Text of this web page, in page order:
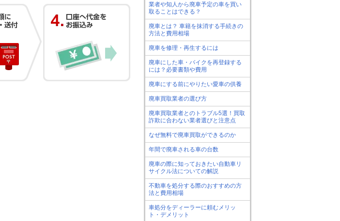
業者や知人から廃車予定の車を買い
取ることはできる？
廃車とは？ 車籍を抹消する手続きの
方法と費用相場
廃車を修理・再生するには
廃車にした車・バイクを再登録する
には？必要書類や費用
廃車にする前にやりたい愛車の供養
廃車買取業者の選び方
廃車買取業者とのトラブル5選！買取
詐欺に合わない業者選びと注意点
なぜ無料で廃車買取ができるのか
年間で廃車される車の台数
廃車の際に知っておきたい自動車リ
サイクル法についての解説
不動車を処分する際のおすすめの方
法と費用相場
車処分をディーラーに頼むメリッ
ト・デメリット